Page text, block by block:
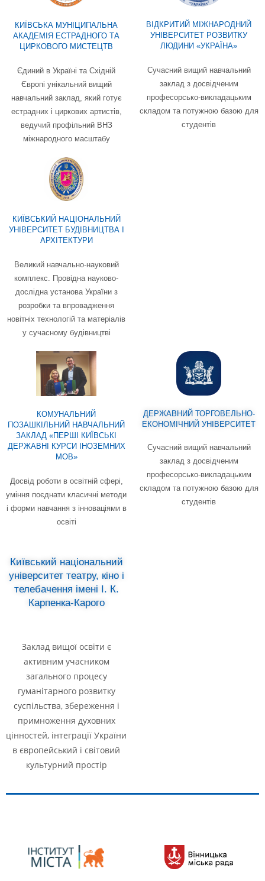
КИЇВСЬКА МУНІЦИПАЛЬНА
АКАДЕМІЯ ЕСТРАДНОГО ТА
ЦИРКОВОГО МИСТЕЦТВ
Єдиний в Україні та Східній
Європі унікальний вищий
навчальний заклад, який готує
естрадних і циркових артистів,
ведучий профільний ВНЗ
міжнародного масштабу
ВІДКРИТИЙ МІЖНАРОДНИЙ
УНІВЕРСИТЕТ РОЗВИТКУ
ЛЮДИНИ «УКРАЇНА»
Сучасний вищий навчальний
заклад з досвідченим
професорсько-викладацьким
складом та потужною базою для
студентів
КИЇВСЬКИЙ НАЦІОНАЛЬНИЙ
УНІВЕРСИТЕТ БУДІВНИЦТВА I
АРХІТЕКТУРИ
Великий навчально-науковий
комплекс. Провідна науково-
дослідна установа України з
розробки та впровадження
новітніх технологій та матеріалів
у сучасному будівництві
КОМУНАЛЬНИЙ
ПОЗАШКІЛЬНИЙ НАВЧАЛЬНИЙ
ЗАКЛАД «ПЕРШІ КИЇВСЬКІ
ДЕРЖАВНІ КУРСИ ІНОЗЕМНИХ
МОВ»
Досвід роботи в освітній сфері,
уміння поєднати класичні методи
і форми навчання з інноваціями в
освіті
ДЕРЖАВНИЙ ТОРГОВЕЛЬНО-
ЕКОНОМІЧНИЙ УНІВЕРСИТЕТ
Сучасний вищий навчальний
заклад з досвідченим
професорсько-викладацьким
складом та потужною базою для
студентів
Київський національний
університет театру, кіно і
телебачення імені І. К.
Карпенка-Карого
Заклад вищої освіти є
активним учасником
загального процесу
гуманітарного розвитку
суспільства, збереження і
примноження духовних
цінностей, інтеграції України
в європейський і світовий
культурний простір